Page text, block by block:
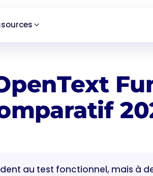
au test fonctionnel, mais à